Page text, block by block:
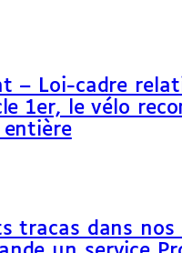
– Loi-cadre
1er, le vélo
tracas dans nos